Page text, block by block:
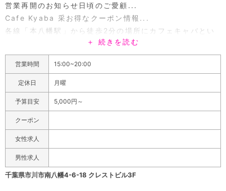
しで１セット1,000円、キャストが付くと、4,000円で
す。13時以降の昼キャバでは、１セット4,000円でのご
案内となります。昼間から可愛いキャストに会え、一緒に
遊べる当店は、他店にはない新しいスタイルを確立いたし
ました。アミューズメントとキャバクラが融合した、これ
までにないまったく新しいスタイルを、是非一度ご体感下
さい。日々を頑張る皆さまの憩いの場として、本日も元気
に営業させていただきます！
営業再開のお知らせ日頃のご愛顧...
Cafe Kyaba 采お得なクーポン情報...
各線「本八幡駅」から徒歩2分の場所にカフェキャバとい
う新しいジャンルのお店がNEW OPEN！昼過ぎから素人
系でカワイイ女の子達とワイワイ楽しく飲めちゃいます♪
女の子はキャバクラ未経験の学生さんを中心に素人系の
初々しい子が集まっています。采の料金システムはとって
もお得でリーズナブル。1SET60分5,000円でお酒を飲み
放題！しかも今ならOPEN記念特別クーポンでご新規様も
リピーター様も60分3,000円込み+飲み放題でご案内！飲
み放題メニューは生ビール、焼酎、ウィスキー、サワー
系、カクテル系などなんでもOK。ちょっと気軽に1杯飲み
たいときもお休みでガッツリ飲みたいときも財布の紐を気
にせず楽しめます。本八幡近辺での飲み始めの1軒目や営
＋ 続きを読む
営業時間 15:00~20:00
定休日 月曜
予算目安 5,000円～
クーポン
女性求人
男性求人
千葉県市川市南八幡4-6-18 クレストビル3F